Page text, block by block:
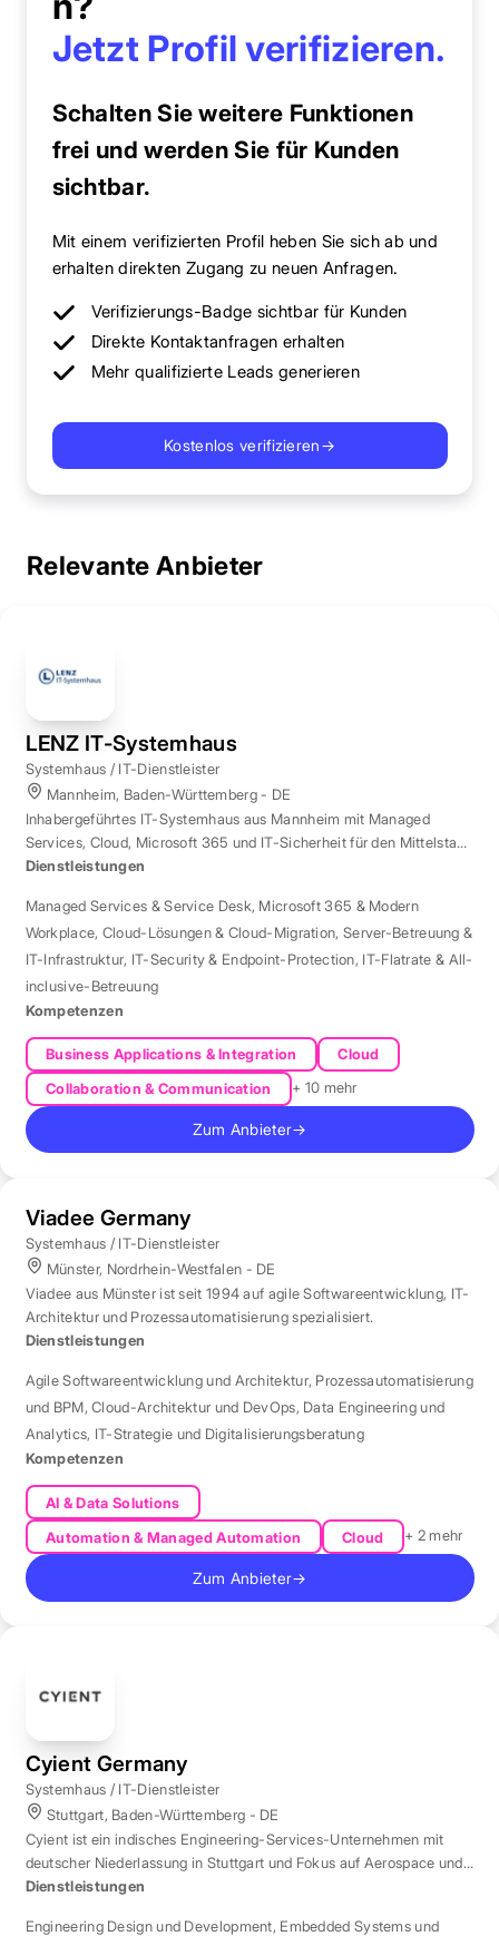
Jetzt Profil verifizieren.
Schalten Sie weitere Funktionen
frei und werden Sie für Kunden
sichtbar.
Mit einem verifizierten Profil heben Sie sich ab und
erhalten direkten Zugang zu neuen Anfragen.
Verifizierungs-Badge sichtbar für Kunden
Direkte Kontaktanfragen erhalten
Mehr qualifizierte Leads generieren
Kostenlos verifizieren→
Relevante Anbieter
LENZ IT-Systemhaus
Systemhaus / IT-Dienstleister
Mannheim, Baden-Württemberg - DE
Inhabergeführtes IT-Systemhaus aus Mannheim mit Managed
Services, Cloud, Microsoft 365 und IT-Sicherheit für den Mittelstand
der Region Rhein-Neckar.
Dienstleistungen
Managed Services & Service Desk, Microsoft 365 & Modern
Workplace, Cloud-Lösungen & Cloud-Migration, Server-Betreuung &
IT-Infrastruktur, IT-Security & Endpoint-Protection, IT-Flatrate & All-
inclusive-Betreuung
Kompetenzen
Business Applications & Integration
Cloud
Collaboration & Communication
+ 10 mehr
Zum Anbieter→
Viadee Germany
Systemhaus / IT-Dienstleister
Münster, Nordrhein-Westfalen - DE
Viadee aus Münster ist seit 1994 auf agile Softwareentwicklung, IT-
Architektur und Prozessautomatisierung spezialisiert.
Dienstleistungen
Agile Softwareentwicklung und Architektur, Prozessautomatisierung
und BPM,Cloud-Architektur und DevOps, Data Engineering und
Analytics, IT-Strategie und Digitalisierungsberatung
Kompetenzen
AI & Data Solutions
Automation & Managed Automation
Cloud + 2 mehr
Zum Anbieter→
Cyient Germany
Systemhaus / IT-Dienstleister
Stuttgart, Baden-Württemberg - DE
Cyient ist ein indisches Engineering-Services-Unternehmen mit
deutscher Niederlassung in Stuttgart und Fokus auf Aerospace und
Automotive.
Dienstleistungen
Engineering Design und Development, Embedded Systems und